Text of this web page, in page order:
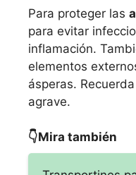
Para proteger las
para evitar
inflamación.
elementos
ásperas.
agrave.
👇Mira también